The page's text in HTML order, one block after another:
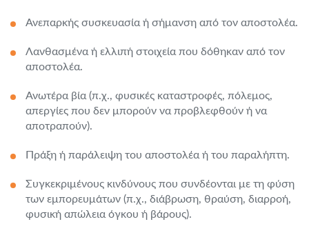
Ανεπαρκής συσκευασία ή σήμανση από τον αποστολέα.
Λανθασμένα ή ελλιπή στοιχεία που δόθηκαν από τον
αποστολέα.
Ανωτέρα βία (π.χ., φυσικές καταστροφές, πόλεμος,
απεργίες που δεν μπορούν να προβλεφθούν ή να
αποτραπούν).
Πράξη ή παράλειψη του αποστολέα ή του παραλήπτη.
Συγκεκριμένους κινδύνους που συνδέονται με τη φύση
των εμπορευμάτων (π.χ., διάβρωση, θραύση, διαρροή,
φυσική απώλεια όγκου ή βάρους).